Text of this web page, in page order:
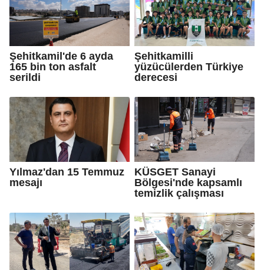
Şehitkamil'de 6 ayda
165 bin ton asfalt
serildi
Şehitkamilli
yüzücülerden Türkiye
derecesi
Yılmaz'dan 15 Temmuz
mesajı
KÜSGET Sanayi
Bölgesi'nde kapsamlı
temizlik çalışması